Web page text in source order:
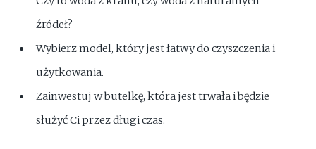
źródeł?
Wybierz model, który jest łatwy do czyszczenia i
użytkowania.
Zainwestuj w butelkę, która jest trwała i będzie
służyć Ci przez długi czas.